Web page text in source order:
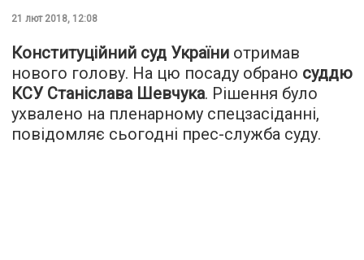
21 лют 2018, 12:08
Конституційний суд України отримав
нового голову. На цю посаду обрано суддю
КСУ Станіслава Шевчука. Рішення було
ухвалено на пленарному спецзасіданні,
повідомляє сьогодні прес-служба суду.